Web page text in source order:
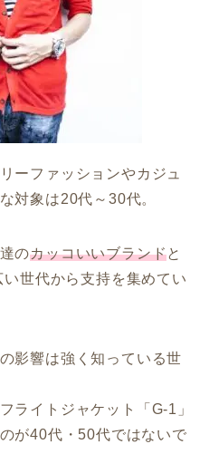
ーファッションやカジュ
対象は20代～30代。
のカッコいいブランドと
世代から支持を集めてい
影響は強く知っている世
ライトジャケット「G-1」
が40代・50代ではないで